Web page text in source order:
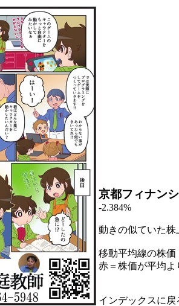
京都フィナン
-2.384%
動きの似ていた
移動平均線の株価
赤＝株価が平均
インデックスに戻